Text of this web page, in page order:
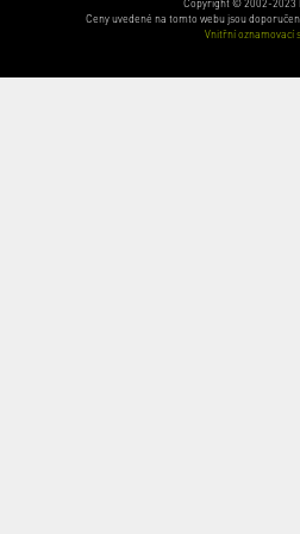
Copyright © 2002-2023
Ceny uvedené na tomto webu jsou
Vnitřní oznamovací